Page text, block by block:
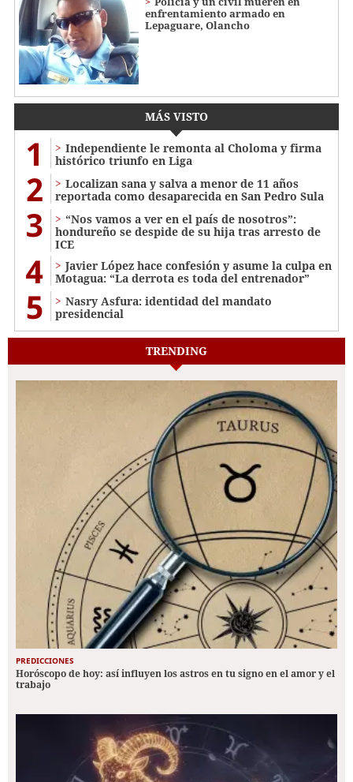
enfrentamiento armado en
Lepaguare, Olancho
MÁS VISTO
1
Independiente le remonta al Choloma y firma
histórico triunfo en Liga
2
Localizan sana y salva a menor de 11 años
reportada como desaparecida en San Pedro Sula
3
“Nos vamos a ver en el país de nosotros”:
hondureño se despide de su hija tras arresto de
ICE
4
Javier López hace confesión y asume la culpa en
Motagua: “La derrota es toda del entrenador”
5
Nasry Asfura: identidad del mandato
presidencial
TRENDING
PREDICCIONES
Horóscopo de hoy: así influyen los astros en tu signo en el amor y el
trabajo